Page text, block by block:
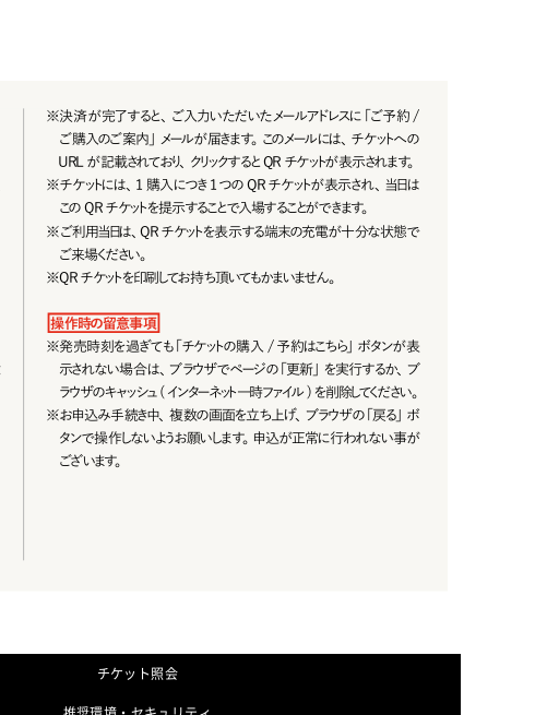
※決済が完了すると、ご入力いただいたメールアドレスに「ご予約 /
ご購入のご案内」メールが届きます。このメールには、チケットへの
URL が記載されており、クリックすると QR チケットが表示されます。
※チ ケットには 、1 購 入 に つき 1 つ の Q R チ ケットが 表 示 され 、当日は
この QR チケットを提示することで入場することができます。
※ご利用当日は、QRチケットを表示する端末の充電が十分な状態で
ご来場ください。
※Q R チ ケットを 印 刷してお 持 ち 頂 いてもかまいませ ん 。
操作時の留意事項
※発売時刻を過ぎても「チケットの購入 /予約はこちら」ボタンが表
示されない場 合は、ブラウザでページの「更新」を実行するか、ブ
ラウザのキャッシュ ( インターネット一時ファイル ) を削除してください。
※お申込み手続き中、複数の画面を立ち上げ、ブラウザの「戻る」ボ
タンで操作しないようお願いします。申込が正常に行われない事が
ございます。
チケット照会